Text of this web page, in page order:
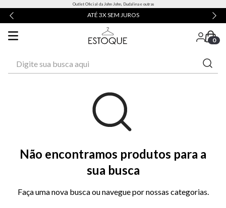
Outlet Oficial da John John, Dudalina e outras
ATÉ 3X SEM JUROS
0
Não encontramos produtos para a
sua busca
Faça uma nova busca ou navegue por nossas categorias.